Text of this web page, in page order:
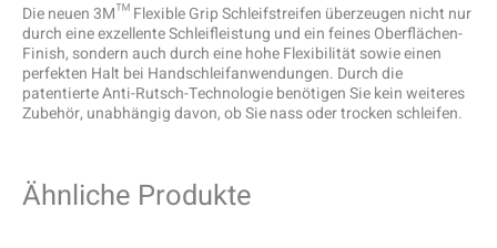
Die neuen 3M™ Flexible Grip Schleifstreifen überzeugen nicht nur
durch eine exzellente Schleifleistung und ein feines Oberflächen-
Finish, sondern auch durch eine hohe Flexibilität sowie einen
perfekten Halt bei Handschleifanwendungen. Durch die
patentierte Anti-Rutsch-Technologie benötigen Sie kein weiteres
Zubehör, unabhängig davon, ob Sie nass oder trocken schleifen.
Ähnliche Produkte